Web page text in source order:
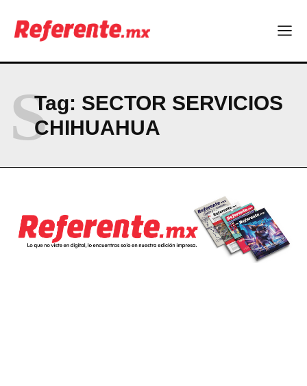
ABOUT
NEWSLETTER
Tag: SECTOR SERVICIOS
CHIHUAHUA
S